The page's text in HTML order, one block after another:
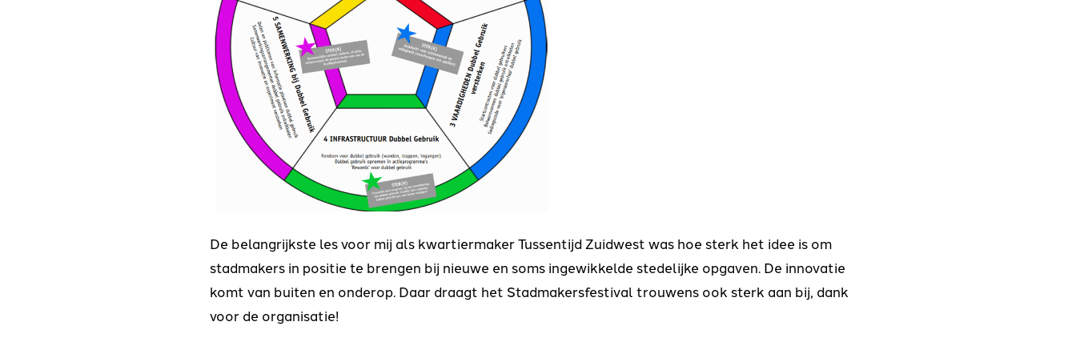
De belangrijkste les voor mij als kwartiermaker Tussentijd Zuidwest was hoe sterk het idee is om
stadmakers in positie te brengen bij nieuwe en soms ingewikkelde stedelijke opgaven. De innovatie
komt van buiten en onderop. Daar draagt het Stadmakersfestival trouwens ook sterk aan bij, dank
voor de organisatie!